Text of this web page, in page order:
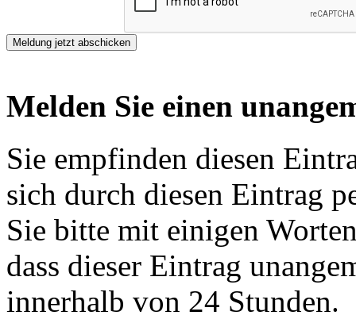
Melden Sie einen
Sie empfinden diesen
sich durch diesen Eintrag
Sie bitte mit einigen
dass dieser Eintrag
innerhalb von 24 Stunden.